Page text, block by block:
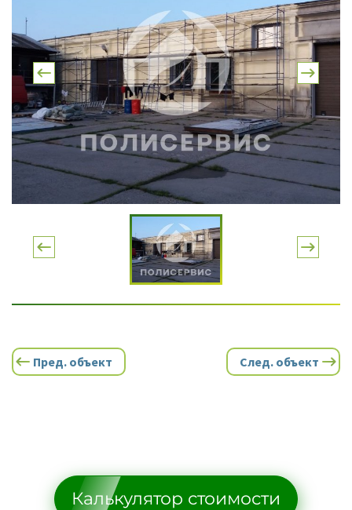
Пред. объект След. объект
Калькулятор стоимости